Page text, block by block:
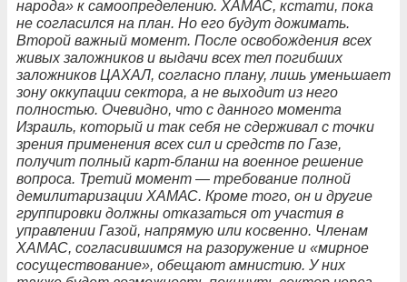
народа» к самоопределению. ХАМАС, кстати, пока
не согласился на план. Но его будут дожимать.
Второй важный момент. После освобождения всех
живых заложников и выдачи всех тел погибших
заложников ЦАХАЛ, согласно плану, лишь уменьшает
зону оккупации сектора, а не выходит из него
полностью. Очевидно, что с данного момента
Израиль, который и так себя не сдерживал с точки
зрения применения всех сил и средств по Газе,
получит полный карт-бланш на военное решение
вопроса. Третий момент — требование полной
демилитаризации ХАМАС. Кроме того, он и другие
группировки должны отказаться от участия в
управлении Газой, напрямую или косвенно. Членам
ХАМАС, согласившимся на разоружение и «мирное
сосуществование», обещают амнистию. У них